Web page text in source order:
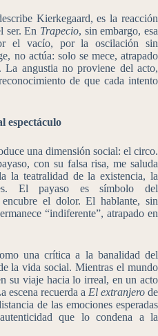
Kierkegaard, es la reacción
ser. En Trapecio, sin embargo, esa
el vacío, por la oscilación sin
no actúa: solo se mece, atrapado
angustia no proviene del acto,
de que cada intento
espectáculo
una dimensión social: el circo.
con su falsa risa, me saluda
la teatralidad de la existencia, la
El payaso es símbolo del
el dolor. El hablante, sin
“indiferente”, atrapado en
una crítica a la banalidad del
la vida social. Mientras el mundo
su viaje hacia lo irreal, en un acto
escena recuerda a El extranjero de
de las emociones esperadas
que lo condena a la